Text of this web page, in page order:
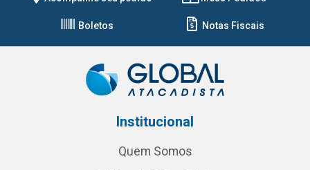
Boletos Notas Fiscais
Institucional
Quem Somos